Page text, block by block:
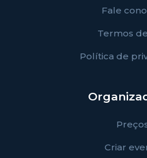
Fale
Termos
Política de
Criar